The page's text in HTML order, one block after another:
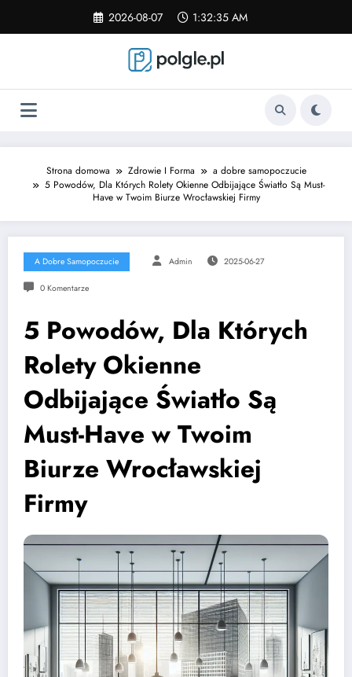
content
2026-08-07 1:32:35 AM
Strona domowa Zdrowie I Forma
a dobre samopoczucie
5 Powodów, Dla Których Rolety Okienne Odbijające Światło Są Must-
Have w Twoim Biurze Wrocławskiej Firmy
A Dobre Samopoczucie Admin 2025-06-27
0 Komentarze
5 Powodów, Dla Których
Rolety Okienne
Odbijające Światło Są
Must-Have w Twoim
Biurze Wrocławskiej
Firmy